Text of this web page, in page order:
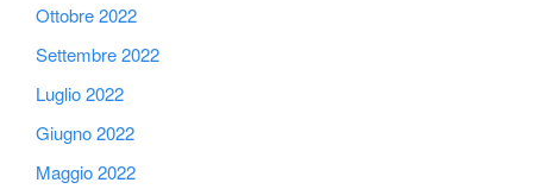
Ottobre 2022
Settembre 2022
Luglio 2022
Giugno 2022
Maggio 2022